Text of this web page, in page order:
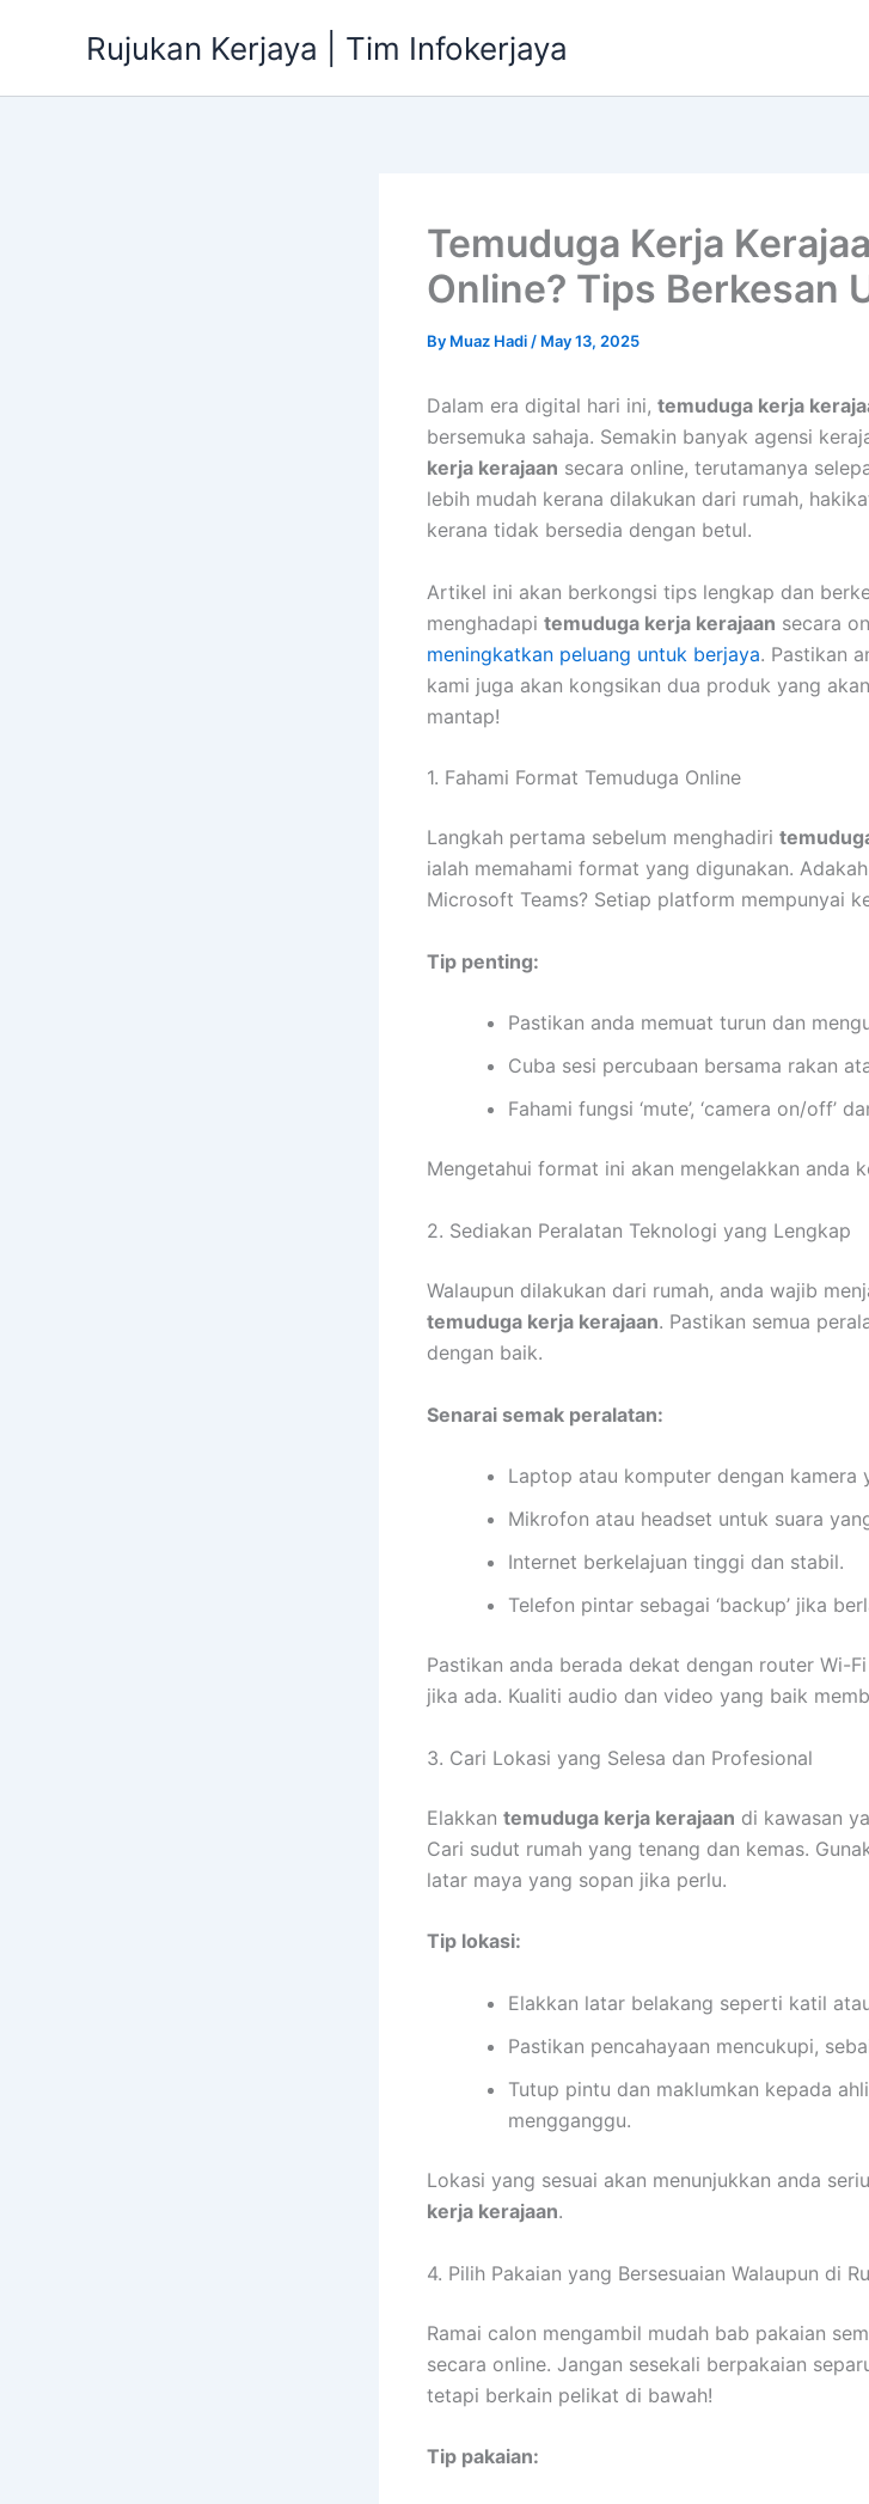
Rujukan Kerjaya | Tim Infokerjaya
Temuduga Kerja
Online? Tips Berkesan
By Muaz Hadi / May 13, 2025
Dalam era digital hari ini, temuduga kerja
bersemuka sahaja. Semakin banyak agensi
kerja kerajaan secara online, terutamanya
lebih mudah kerana dilakukan dari rumah,
kerana tidak bersedia dengan betul.
Artikel ini akan berkongsi tips lengkap dan
menghadapi temuduga kerja kerajaan secara
meningkatkan peluang untuk berjaya. Pastikan
kami juga akan kongsikan dua produk yang
mantap!
1. Fahami Format Temuduga Online
Langkah pertama sebelum menghadiri
ialah memahami format yang digunakan.
Microsoft Teams? Setiap platform mempunyai
Tip penting:
Pastikan anda memuat turun dan
Cuba sesi percubaan bersama rakan
Fahami fungsi ‘mute’, ‘camera on/off’
Mengetahui format ini akan mengelakkan anda
2. Sediakan Peralatan Teknologi yang Lengkap
Walaupun dilakukan dari rumah, anda wajib
temuduga kerja kerajaan. Pastikan semua
dengan baik.
Senarai semak peralatan:
Laptop atau komputer dengan kamera
Mikrofon atau headset untuk suara
Internet berkelajuan tinggi dan stabil.
Telefon pintar sebagai ‘backup’ jika
Pastikan anda berada dekat dengan router Wi-
jika ada. Kualiti audio dan video yang baik
3. Cari Lokasi yang Selesa dan Profesional
Elakkan temuduga kerja kerajaan di kawasan
Cari sudut rumah yang tenang dan kemas.
latar maya yang sopan jika perlu.
Tip lokasi:
Elakkan latar belakang seperti katil
Pastikan pencahayaan mencukupi,
Tutup pintu dan maklumkan kepada
mengganggu.
Lokasi yang sesuai akan menunjukkan anda
kerja kerajaan.
4. Pilih Pakaian yang Bersesuaian Walaupun di
Ramai calon mengambil mudah bab pakaian
secara online. Jangan sesekali berpakaian
tetapi berkain pelikat di bawah!
Tip pakaian: